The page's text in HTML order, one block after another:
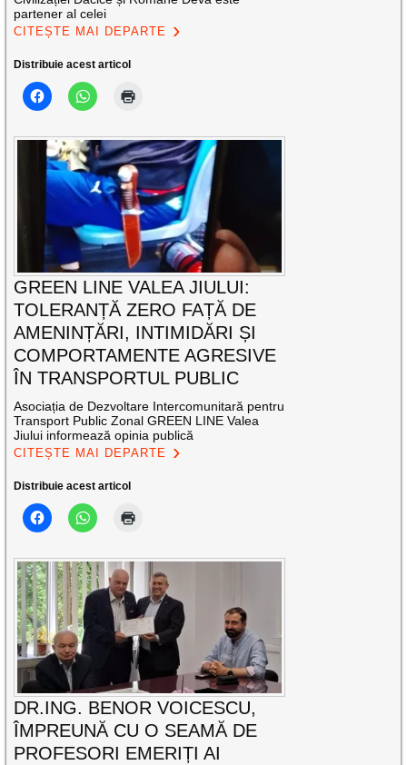
partener al celei
CITEȘTE MAI DEPARTE
Distribuie acest articol
GREEN LINE VALEA JIULUI:
TOLERANȚĂ ZERO FAȚĂ DE
AMENINȚĂRI, INTIMIDĂRI ȘI
COMPORTAMENTE AGRESIVE
ÎN TRANSPORTUL PUBLIC
Asociația de Dezvoltare Intercomunitară pentru
Transport Public Zonal GREEN LINE Valea
Jiului informează opinia publică
CITEȘTE MAI DEPARTE
Distribuie acest articol
DR.ING. BENOR VOICESCU,
ÎMPREUNĂ CU O SEAMĂ DE
PROFESORI EMERIȚI AI